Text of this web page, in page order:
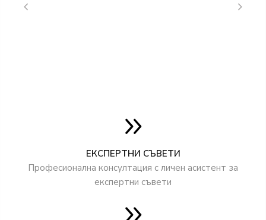
ЕКСПЕРТНИ СЪВЕТИ
Професионална консултация с личен асистент за
експертни съвети